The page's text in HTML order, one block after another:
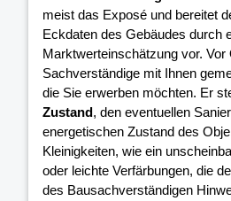
meist das Exposé und bereitet
Eckdaten des Gebäudes durch
Marktwerteinschätzung vor. Vor
Sachverständige mit Ihnen
die Sie erwerben möchten. Er
Zustand, den eventuellen
energetischen Zustand des
Kleinigkeiten, wie ein
oder leichte Verfärbungen, die
des Bausachverständigen